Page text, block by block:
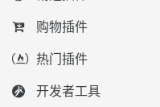
购物插件
热门插件
开发者工具